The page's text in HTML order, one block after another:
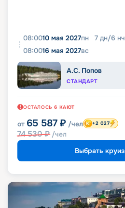
08:0010 мая 2027пн 7 дн/6 нч
08:0016 мая 2027вс
А.С. Попов
СТАНДАРТ
ОСТАЛОСЬ 6 КАЮТ
от 65 587 ₽ /чел
74 530₽ /чел
+2 027
Выбрать круиз